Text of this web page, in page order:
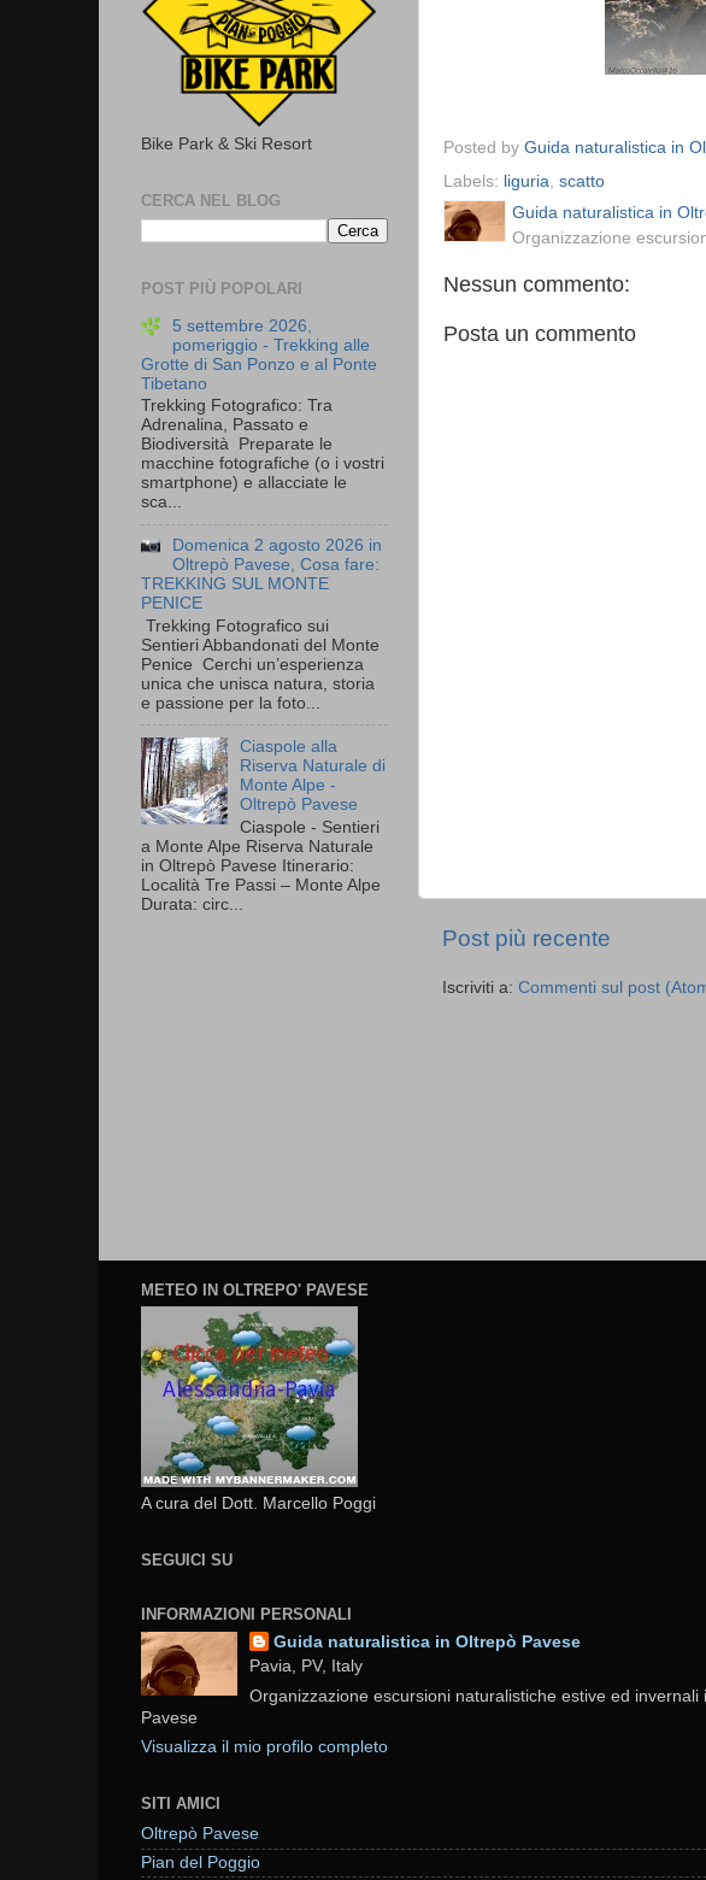
Posted by Guida naturalistica in
Labels: liguria scatto
Guida naturalistica in
Organizzazione
Nessun commento:
Posta un commento
Post più recente
Iscriviti a: Commenti sul post
Bike Park & Ski Resort
CERCA NEL BLOG
POST PIÙ POPOLARI
5 settembre 2026,
pomeriggio - Trekking alle
Grotte di San Ponzo e al Ponte
Tibetano
Trekking Fotografico: Tra
Adrenalina, Passato e
Biodiversità Preparate le
macchine fotografiche (o i vostri
smartphone) e allacciate le
sca...
Domenica 2 agosto 2026 in
Oltrepò Pavese, Cosa fare:
TREKKING SUL MONTE
PENICE
Trekking Fotografico sui
Sentieri Abbandonati del Monte
Penice Cerchi un’esperienza
unica che unisca natura, storia
e passione per la foto...
Ciaspole alla
Riserva Naturale di
Monte Alpe -
Oltrepò Pavese
Ciaspole - Sentieri
a Monte Alpe Riserva Naturale
in Oltrepò Pavese Itinerario:
Località Tre Passi – Monte Alpe
Durata: circ...
METEO IN OLTREPO' PAVESE
A cura del Dott. Marcello Poggi
SEGUICI SU
INFORMAZIONI PERSONALI
Guida naturalistica in Oltrepò Pavese
Pavia, PV, Italy
Organizzazione escursioni naturalistiche estive ed invernali
Pavese
Visualizza il mio profilo completo
SITI AMICI
Oltrepò Pavese
Pian del Poggio